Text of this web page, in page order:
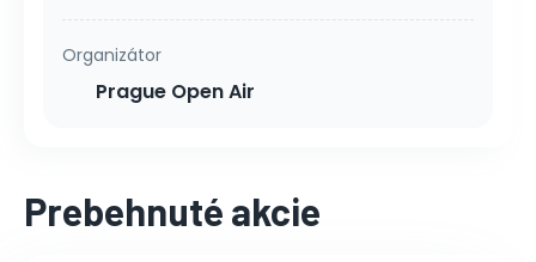
Organizátor
Prague Open Air
Prebehnuté akcie